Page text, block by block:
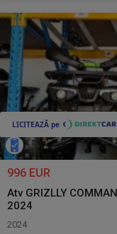
996 EUR
Atv GRIZLLY
2024
2024